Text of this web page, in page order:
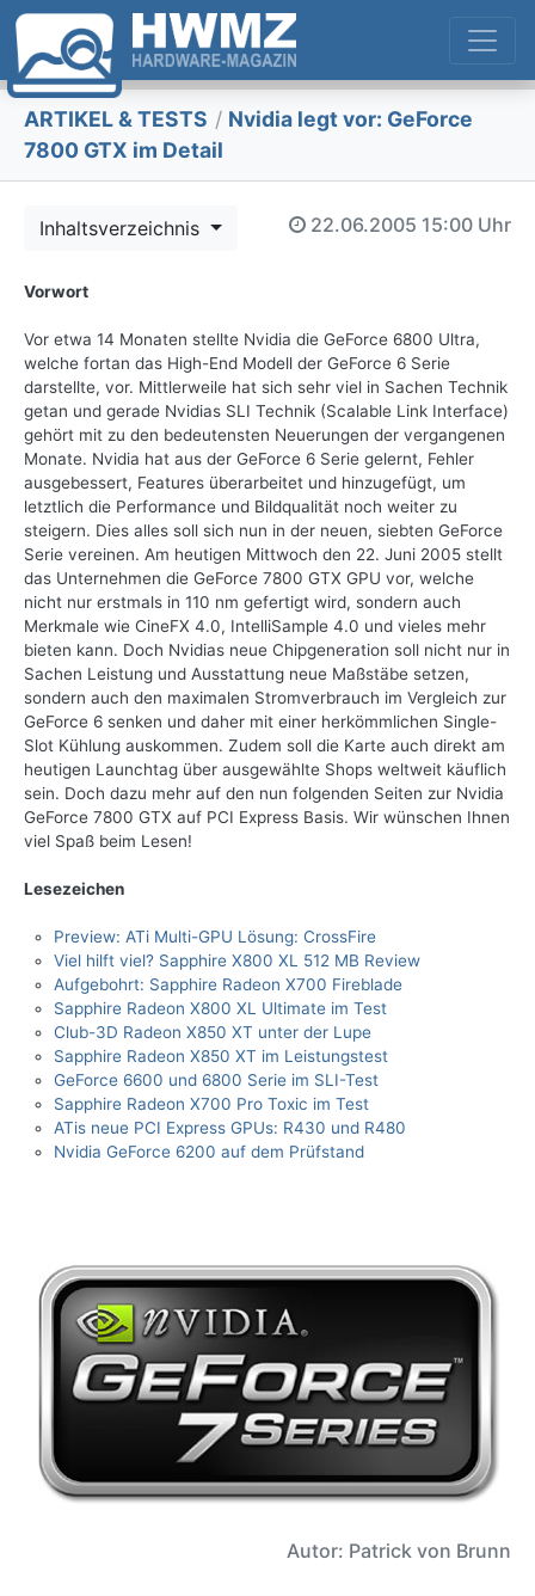
ARTIKEL & TESTS / Nvidia legt vor: GeForce
7800 GTX im Detail
Inhaltsverzeichnis 22.06.2005 15:00 Uhr
Vorwort
Vor etwa 14 Monaten stellte Nvidia die GeForce 6800 Ultra,
welche fortan das High-End Modell der GeForce 6 Serie
darstellte, vor. Mittlerweile hat sich sehr viel in Sachen Technik
getan und gerade Nvidias SLI Technik (Scalable Link Interface)
gehört mit zu den bedeutensten Neuerungen der vergangenen
Monate. Nvidia hat aus der GeForce 6 Serie gelernt, Fehler
ausgebessert, Features überarbeitet und hinzugefügt, um
letztlich die Performance und Bildqualität noch weiter zu
steigern. Dies alles soll sich nun in der neuen, siebten GeForce
Serie vereinen. Am heutigen Mittwoch den 22. Juni 2005 stellt
das Unternehmen die GeForce 7800 GTX GPU vor, welche
nicht nur erstmals in 110 nm gefertigt wird, sondern auch
Merkmale wie CineFX 4.0, IntelliSample 4.0 und vieles mehr
bieten kann. Doch Nvidias neue Chipgeneration soll nicht nur in
Sachen Leistung und Ausstattung neue Maßstäbe setzen,
sondern auch den maximalen Stromverbrauch im Vergleich zur
GeForce 6 senken und daher mit einer herkömmlichen Single-
Slot Kühlung auskommen. Zudem soll die Karte auch direkt am
heutigen Launchtag über ausgewählte Shops weltweit käuflich
sein. Doch dazu mehr auf den nun folgenden Seiten zur Nvidia
GeForce 7800 GTX auf PCI Express Basis. Wir wünschen Ihnen
viel Spaß beim Lesen!
Lesezeichen
Preview: ATi Multi-GPU Lösung: CrossFire
Viel hilft viel? Sapphire X800 XL 512 MB Review
Aufgebohrt: Sapphire Radeon X700 Fireblade
Sapphire Radeon X800 XL Ultimate im Test
Club-3D Radeon X850 XT unter der Lupe
Sapphire Radeon X850 XT im Leistungstest
GeForce 6600 und 6800 Serie im SLI-Test
Sapphire Radeon X700 Pro Toxic im Test
ATis neue PCI Express GPUs: R430 und R480
Nvidia GeForce 6200 auf dem Prüfstand
Autor: Patrick von Brunn